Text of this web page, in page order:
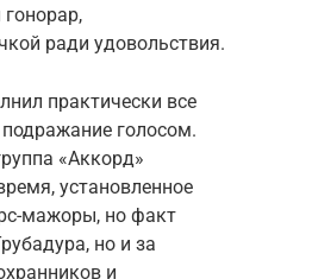
ради удовольствия.
практически все
голосом.
«Аккорд»
установленное
мажоры, но факт
но и за
и